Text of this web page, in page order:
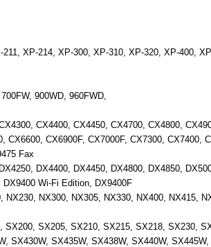
XP-214, XP-300, XP-310, XP-320, XP-400,
900WD, 960FWD,
CX4400, CX4450, CX4700, CX4800,
CX6600, CX6900F, CX7000F, CX7300, CX7400,
Fax
DX4400, DX4450, DX4800, DX4850,
Wi-Fi Edition, DX9400F
NX230, NX300, NX305, NX330, NX400, NX415,
SX205, SX210, SX215, SX218, SX230,
SX430W, SX435W, SX438W, SX440W,